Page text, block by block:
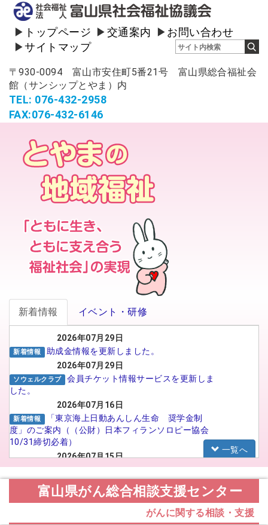
トップページ 交通案内
お問い合わせ
サイトマップ
〒930-0094 富山市安住町5番21号 富山県総合福祉会
館（サンシップとやま）内
TEL: 076-432-2958
FAX:076-432-6146
新着情報 イベント・研修
2026年07月29日
新着情報
助成金情報を更新しました。
2026年07月29日
ソウェルクラブ
会員チケット情報サービスを更新しま
した。
2026年07月16日
新着情報
「東京海上日動あんしん生命 奨学金制
度」のご案内（（公財）日本フィランソロピー協会
10/31締切必着）
2026年07月15日
がんばる介護職員応援事業 イメー
ジアップ動画広告のSNS広告配信プロポーザルの実
施について
お知らせ
【法人向け】福祉のお仕事フェア in
一覧へ
富山県がん総合相談支援センター
がんに関する相談・支援